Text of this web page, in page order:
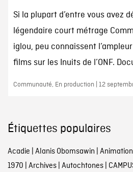
Si la plupart d’entre vous avez
légendaire court métrage
iglou, peu connaissent
films sur les Inuits de l’ONF.
Communauté, En production | 12
Étiquettes populaires
Acadie | Alanis Obomsawin | Animation
1970 | Archives| Autochtones|